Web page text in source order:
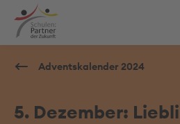
Adventskalender 2024
5. Dezember: